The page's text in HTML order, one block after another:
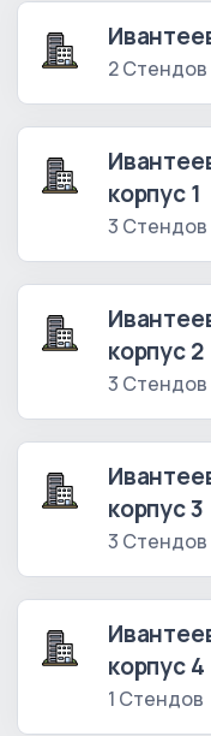
2 Стендов
корпус 1
3 Стендов
корпус 2
3 Стендов
корпус 3
3 Стендов
корпус 4
1 Стендов